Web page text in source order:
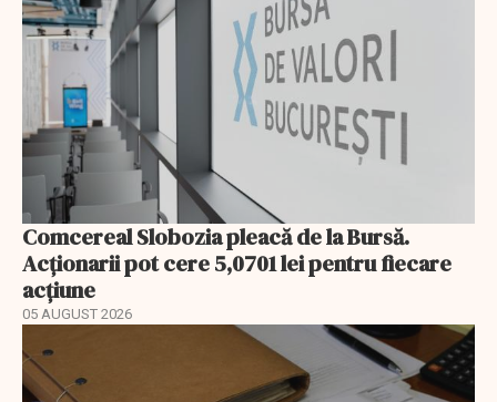
Comcereal Slobozia pleacă de la Bursă.
Acționarii pot cere 5,0701 lei pentru fiecare
acțiune
05 AUGUST 2026